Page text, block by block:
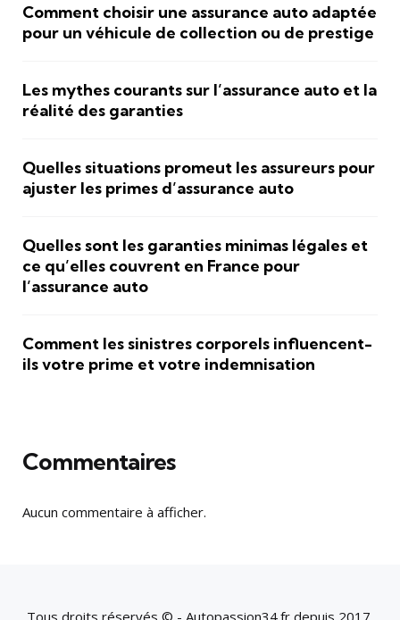
Comment choisir une assurance auto adaptée
pour un véhicule de collection ou de prestige
Les mythes courants sur l’assurance auto et la
réalité des garanties
Quelles situations promeut les assureurs pour
ajuster les primes d’assurance auto
Quelles sont les garanties minimas légales et
ce qu’elles couvrent en France pour
l’assurance auto
Comment les sinistres corporels influencent-
ils votre prime et votre indemnisation
Commentaires
Aucun commentaire à afficher.
Tous droits réservés © - Autopassion34.fr depuis 2017.